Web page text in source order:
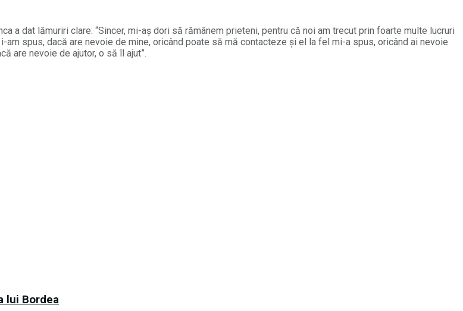
a dat lămuriri clare: “Sincer, mi-aș dori să rămânem prieteni, pentru că noi am trecut prin foarte multe lucruri
spus, dacă are nevoie de mine, oricând poate să mă contacteze și el la fel mi-a spus, oricând ai nevoie
are nevoie de ajutor, o să îl ajut”.
lui Bordea